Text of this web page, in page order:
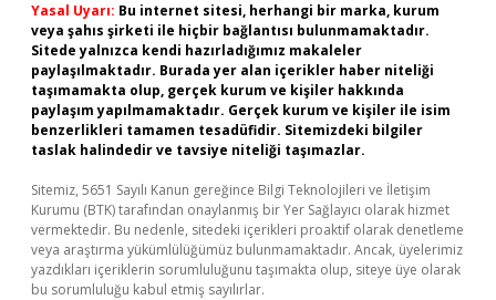
Yasal Uyarı: Bu internet sitesi, herhangi bir marka, kurum
veya şahıs şirketi ile hiçbir bağlantısı bulunmamaktadır.
Sitede yalnızca kendi hazırladığımız makaleler
paylaşılmaktadır. Burada yer alan içerikler haber niteliği
taşımamakta olup, gerçek kurum ve kişiler hakkında
paylaşım yapılmamaktadır. Gerçek kurum ve kişiler ile isim
benzerlikleri tamamen tesadüfidir. Sitemizdeki bilgiler
taslak halindedir ve tavsiye niteliği taşımazlar.
Sitemiz, 5651 Sayılı Kanun gereğince Bilgi Teknolojileri ve İletişim
Kurumu (BTK) tarafından onaylanmış bir Yer Sağlayıcı olarak hizmet
vermektedir. Bu nedenle, sitedeki içerikleri proaktif olarak denetleme
veya araştırma yükümlülüğümüz bulunmamaktadır. Ancak, üyelerimiz
yazdıkları içeriklerin sorumluluğunu taşımakta olup, siteye üye olarak
bu sorumluluğu kabul etmiş sayılırlar.